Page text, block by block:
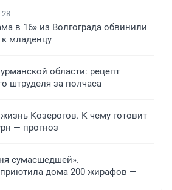
28
в 16» из Волгограда обвинили
к младенцу
области: рецепт
штруделя за полчаса
Козерогов. К чему готовит
— прогноз
сумасшедшей».
приютила дома 200 жирафов —